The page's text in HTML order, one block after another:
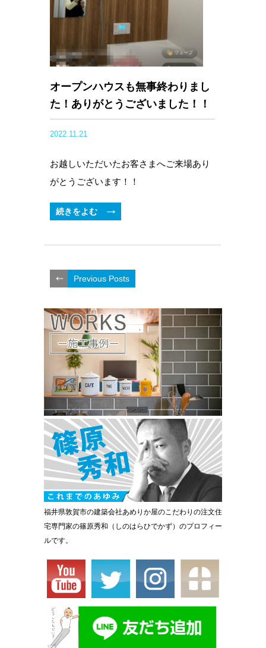
オープンハウスも無事終わりまし
た！ありがとうございました！！
2022.11.21
お越しいただいたお客さまへご来場あり
がとうございます！！
続きをよむ
Previous Posts
福井県敦賀市の建築会社あめりか屋のこだわりの注文住
宅専門家の篠原秀和（しのはらひでかず）のプロフィー
ルです。